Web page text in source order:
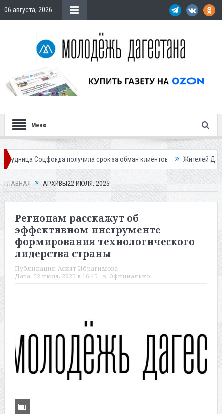
06 августа, 2026
Меню
получила срок за обман клиентов Жителей Дагестана приглашает
ГЛАВНАЯ АРХИВЫ22 ИЮЛЯ, 2025
Регионам расскажут об
эффективном инструменте
формирования технологического
лидерства страны
Публикация: Асият Ибрагимова
Дата: 22 июля, 2025 в 16:45 в: Официально